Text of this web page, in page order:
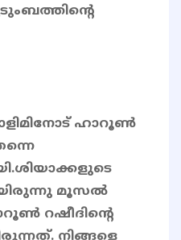
ഹാറൂൺ
മൂസൽ
റഷീദിന്റെ